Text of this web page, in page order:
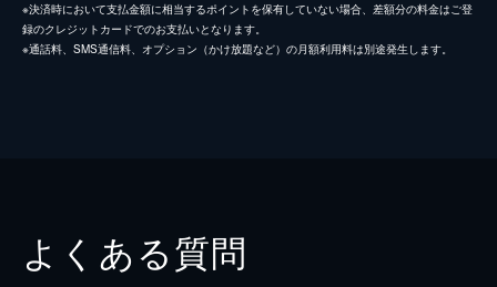
※決済時において支払金額に相当するポイントを保有していない場合、差額分の料金はご登
録のクレジットカードでのお支払いとなります。
※通話料、SMS通信料、オプション（かけ放題など）の月額利用料は別途発生します。
よくある質問